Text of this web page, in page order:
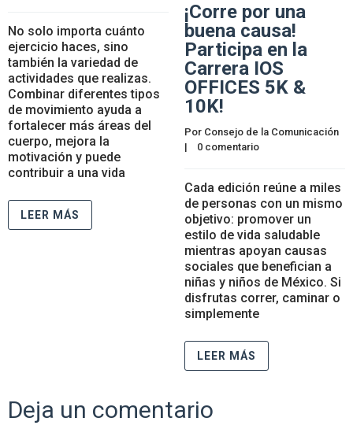
No solo importa cuánto
ejercicio haces, sino
también la variedad de
actividades que realizas.
Combinar diferentes tipos
de movimiento ayuda a
fortalecer más áreas del
cuerpo, mejora la
motivación y puede
contribuir a una vida
LEER MÁS
¡Corre por una
buena causa!
Participa en la
Carrera IOS
OFFICES 5K &
10K!
Por Consejo de la Comunicación
| 0 comentario
Cada edición reúne a miles
de personas con un mismo
objetivo: promover un
estilo de vida saludable
mientras apoyan causas
sociales que benefician a
niñas y niños de México. Si
disfrutas correr, caminar o
simplemente
LEER MÁS
Deja un comentario